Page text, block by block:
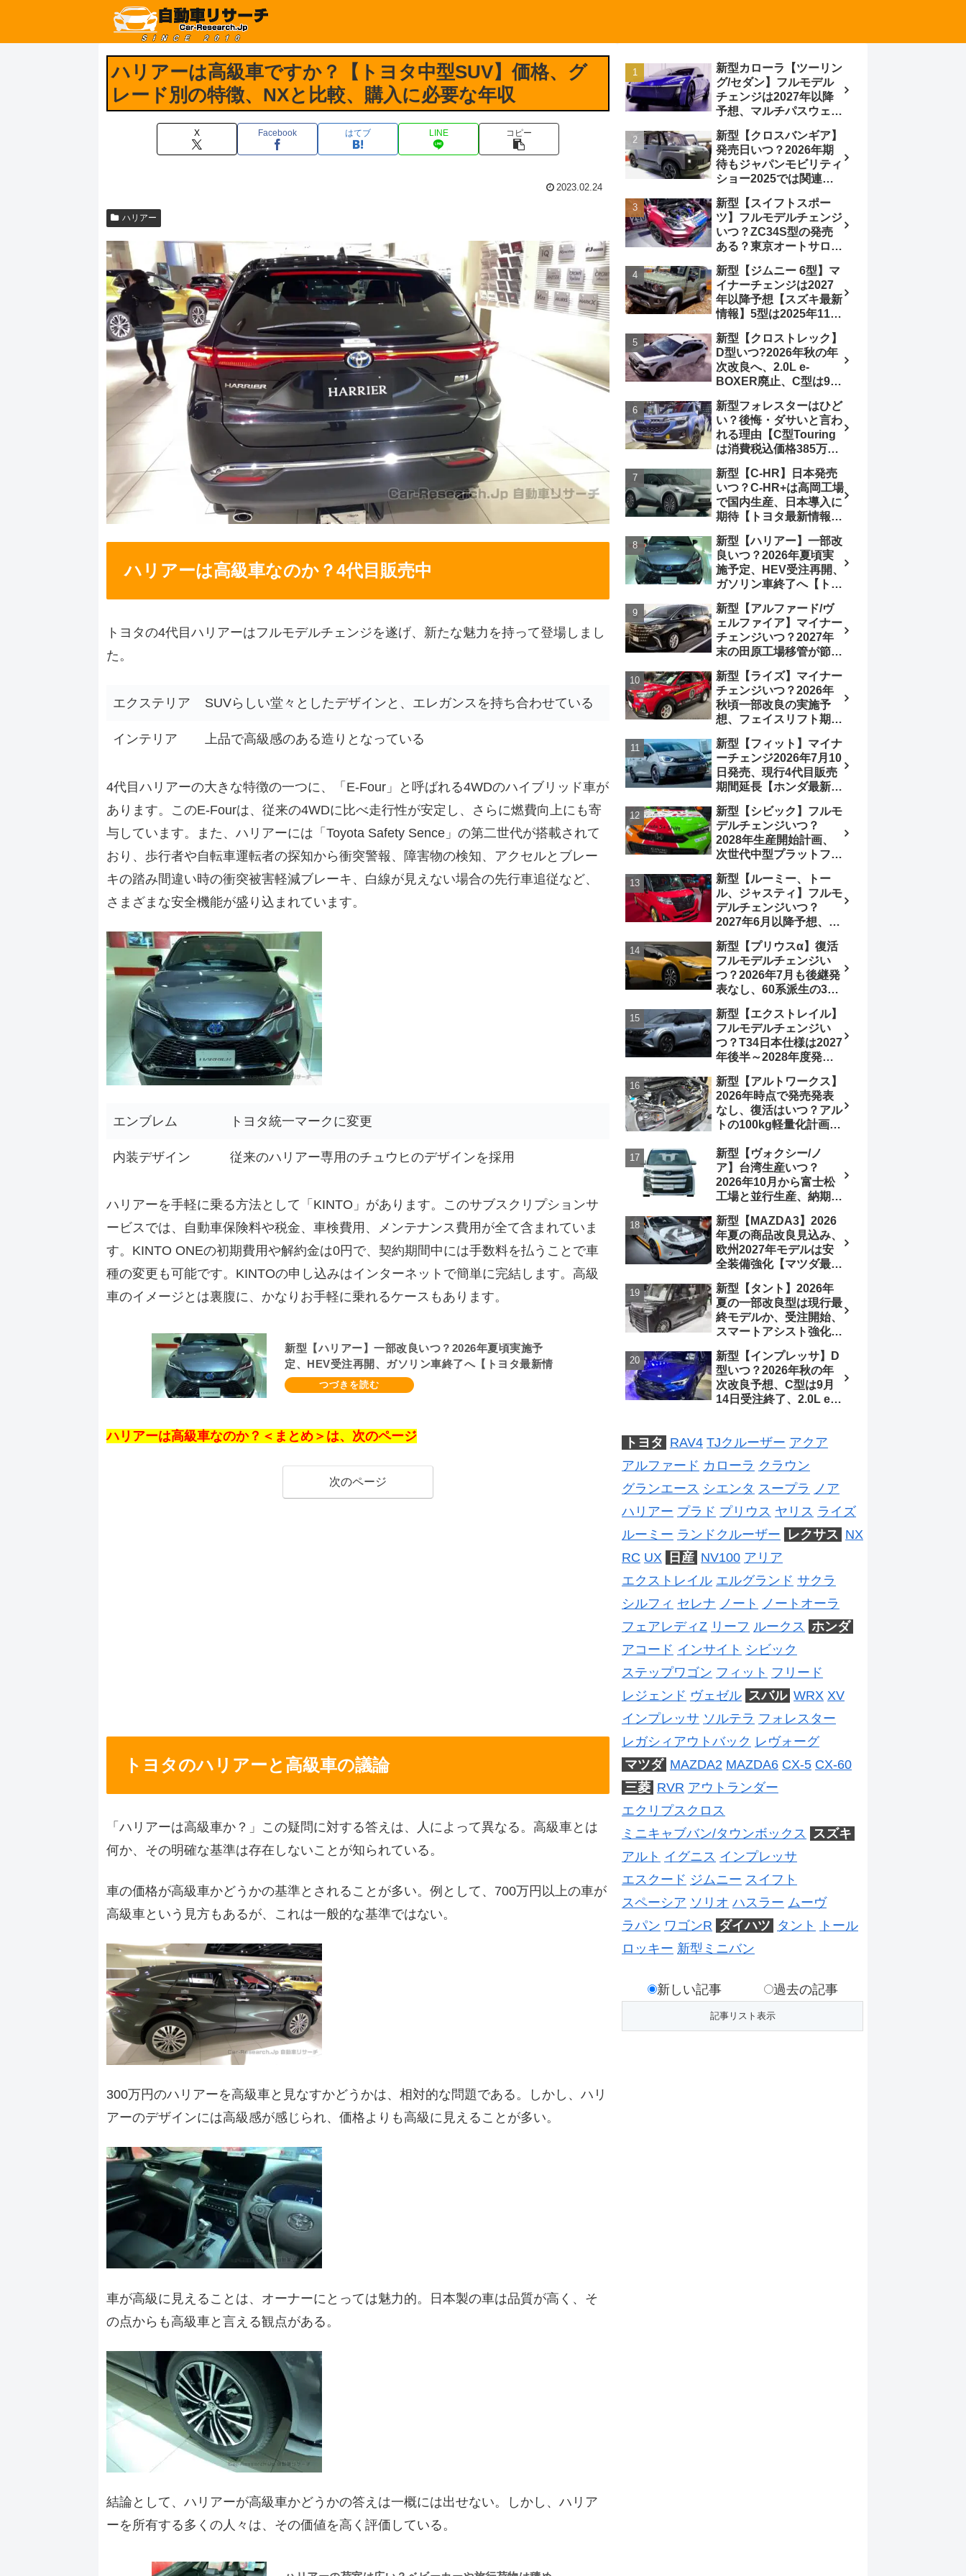
ハリアーは高級車ですか？【トヨタ中型SUV】価格、グ
レード別の特徴、NXと比較、購入に必要な年収
X Facebook はてブ LINE コピー
2023.02.24
ハリアー
ハリアーは高級車なのか？4代目販売中
トヨタの4代目ハリアーはフルモデルチェンジを遂げ、新たな魅力を持って登場しまし
た。
エクステリア SUVらしい堂々としたデザインと、エレガンスを持ち合わせている
インテリア 上品で高級感のある造りとなっている
4代目ハリアーの大きな特徴の一つに、「E-Four」と呼ばれる4WDのハイブリッド車が
あります。このE-Fourは、従来の4WDに比べ走行性が安定し、さらに燃費向上にも寄
与しています。また、ハリアーには「Toyota Safety Sence」の第二世代が搭載されて
おり、歩行者や自転車運転者の探知から衝突警報、障害物の検知、アクセルとブレー
キの踏み間違い時の衝突被害軽減ブレーキ、白線が見えない場合の先行車追従など、
さまざまな安全機能が盛り込まれています。
エンブレム トヨタ統一マークに変更
内装デザイン 従来のハリアー専用のチュウヒのデザインを採用
ハリアーを手軽に乗る方法として「KINTO」があります。このサブスクリプションサ
ービスでは、自動車保険料や税金、車検費用、メンテナンス費用が全て含まれていま
す。KINTO ONEの初期費用や解約金は0円で、契約期間中には手数料を払うことで車
種の変更も可能です。KINTOの申し込みはインターネットで簡単に完結します。高級
車のイメージとは裏腹に、かなりお手軽に乗れるケースもあります。
新型【ハリアー】一部改良いつ？2026年夏頃実施予
定、HEV受注再開、ガソリン車終了へ【トヨタ最新情
報】フルモデルチェンジ2027年以降予想
ハリアーは高級車なのか？＜まとめ＞は、次のページ
次のページ
トヨタのハリアーと高級車の議論
「ハリアーは高級車か？」この疑問に対する答えは、人によって異なる。高級車とは
何か、その明確な基準は存在しないことが知られている。
車の価格が高級車かどうかの基準とされることが多い。例として、700万円以上の車が
高級車という見方もあるが、これは一般的な基準ではない。
300万円のハリアーを高級車と見なすかどうかは、相対的な問題である。しかし、ハリ
アーのデザインには高級感が感じられ、価格よりも高級に見えることが多い。
車が高級に見えることは、オーナーにとっては魅力的。日本製の車は品質が高く、そ
の点からも高級車と言える観点がある。
結論として、ハリアーが高級車かどうかの答えは一概には出せない。しかし、ハリア
ーを所有する多くの人々は、その価値を高く評価している。
新型カローラ【ツーリン
グ/セダン】フルモデル
チェンジは2027年以降
予想、マルチパスウェイ
BEVからの派生で新開発
小型エンジン搭載の
HEV/PHEV、ギガキャ
ストの採用は無しか【ト
ヨタ最新情報】60周年記
念車発売
新型【クロスバンギア】
発売日いつ？2026年期
待もジャパンモビリティ
ショー2025では関連モ
最新情報】ベース車ノ
ア/ヴォクシーの台湾生
産開始に注目、「ギア」
のほか「コア」と「ツー
ル」、デリカD:5対抗の
クロスオーバーSUVミニ
バン
新型【スイフトスポー
ツ】フルモデルチェンジ
いつ？ZC34S型の発売
ある？東京オートサロン
エロー レヴはスイスポ
コンセプトか？ハイブリ
ッド化/重量増/価格アッ
プが争点【スズキ最新情
報】特別仕様車
「ZC33S Final
Edition」終了
新型【ジムニー 6型】マ
イナーチェンジは2027
年以降予想【スズキ最新
情報】5型は2025年11月
ACC・スズキコネクト
採用
新型【クロストレック】
D型いつ?2026年秋の年
次改良へ、2.0L e-
BOXER廃止、C型は9月
ーボ採用予想【スバル最
新情報】
新型フォレスターはひど
い？後悔・ダサいと言わ
れる理由【C型Touring
は消費税込価格385万円
19.1km/L、納期4～5か
月】ナビUI・冬用タイ
ヤ・ウィルダネス日本発
売は？カーオブザイヤー
とJNCAP大賞受賞後も
残る注意点
新型【C-HR】日本発売
いつ？C-HR+は高岡工場
で国内生産、日本導入に
期待【トヨタ最新情報】
売、2代目HEV・PHEV
は日本未導入
新型【ハリアー】一部改
良いつ？2026年夏頃実
施予定、HEV受注再開、
ガソリン車終了へ【トヨ
チェンジ2027年以降予
想
新型【アルファード/ヴ
ェルファイア】マイナー
チェンジいつ？2027年
末の田原工場移管が節目
のフェイスリフト予想
【トヨタ最新情報】
2026年6月一部改良済
み、消費税込価格559万
9000円から
新型【ライズ】マイナー
チェンジいつ？2026年
秋頃一部改良の実施予
想、フェイスリフト期
2～3ヵ月に短縮【ダイハ
ツ最新情報】前回改良は
2024年11月5日、価格
180.07～244.2万円、値
上げ約8～10万円、法規
対応、ハイブリッド
4WD追加まだ、フルモ
デルチェンジはトヨタが
介入か
新型【フィット】マイナ
ーチェンジ2026年7月10
日発売、現行4代目販売
期間延長【ホンダ最新情
いつ？フルモデルチェン
ジは2029年頃まで遅れ
る予想
新型【シビック】フルモ
デルチェンジいつ？
2028年生産開始計画、
次世代中型プラットフォ
搭載予想【ホンダ最新情
報】Honda S+ Shiftは現
行e:HEV RS 消費税込
4,659,600円で先行導入
新型【ルーミー、トー
ル、ジャスティ】フルモ
デルチェンジいつ？
2027年6月以降予想、ビ
う無い？【トヨタ最新情
報】1.2Lハイブリッド追
加は次期型に期待
新型【プリウスα】復活
フルモデルチェンジい
つ？2026年7月も後継発
表なし、60系派生の3列
発売される可能性は【ト
ヨタ最新情報デザイン予
想画像】スライドドア装
備の要望も
新型【エクストレイル】
フルモデルチェンジい
つ？T34日本仕様は2027
年後半～2028年度発売
米ローグe-POWERは
2026年後半投入へ
新型【アルトワークス】
2026年時点で発売発表
なし、復活はいつ？アル
トの100kg軽量化計画は
処、5MTターボとアルト
スピリットに期待【スズ
キ最新情報】
新型【ヴォクシー/ノ
ア】台湾生産いつ？
2026年10月から富士松
工場と並行生産、納期短
2026年5月6日マイナー
チェンジ、価格 NOAH
326万1500円、VOXY
375万1000円、特別仕様
車 WxBと煌の追加に期
待、S-Zに12.3インチメ
ーター
新型【MAZDA3】2026
年夏の商品改良見込み、
欧州2027年モデルは安
全装備強化【マツダ最新
ジは2028年以降予想
新型【タント】2026年
夏の一部改良型は現行最
終モデルか、受注開始、
スマートアシスト強化と
フルモデルチェンジ予想
【ダイハツ最新情報】
新型【インプレッサ】D
型いつ？2026年秋の年
次改良予想、C型は9月
14日受注終了、2.0L e-
予想【スバル最新情報】
トヨタ RAV4 TJクルーザー アクア
アルファード カローラ クラウン
グランエース シエンタ スープラ
ノア
ハリアー プラド プリウス ヤリス ライズ
ルーミー ランドクルーザー レクサス NX
RC UX 日産 NV100 アリア
エクストレイル エルグランド サクラ
シルフィ セレナ ノート
ノートオーラ
フェアレディZ リーフ ルークス ホンダ
アコード インサイト シビック
ステップワゴン フィット フリード
レジェンド ヴェゼル スバル WRX XV
インプレッサ ソルテラ フォレスター
レガシィアウトバック レヴォーグ
マツダ MAZDA2 MAZDA6 CX-5 CX-60
三菱 RVR アウトランダー
エクリプスクロス
ミニキャブバン/タウンボックス
スズキ
アルト イグニス インプレッサ
エスクード ジムニー スイフト
スペーシア ソリオ ハスラー ムーヴ
ラパン ワゴンR ダイハツ タント
トール
ロッキー 新型ミニバン
新しい記事 過去の記事